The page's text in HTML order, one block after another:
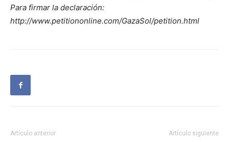
Para firmar la declaración:
http://www.petitiononline.com/GazaSol/petition.html
Artículo anterior Artículo siguiente